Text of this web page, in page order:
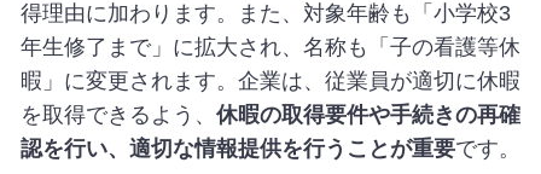
得理由に加わります。また、対象年齢も「小学校3
年生修了まで」に拡大され、名称も「子の看護等休
暇」に変更されます。企業は、従業員が適切に休暇
を取得できるよう、 休暇の取得要件や手続きの再確
認を行い、適切な情報提供を行うことが重要です。